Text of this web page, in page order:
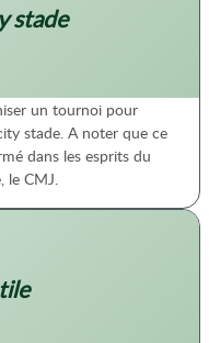
stade
un tournoi pour
stade. A noter que ce
dans les esprits du
CMJ.